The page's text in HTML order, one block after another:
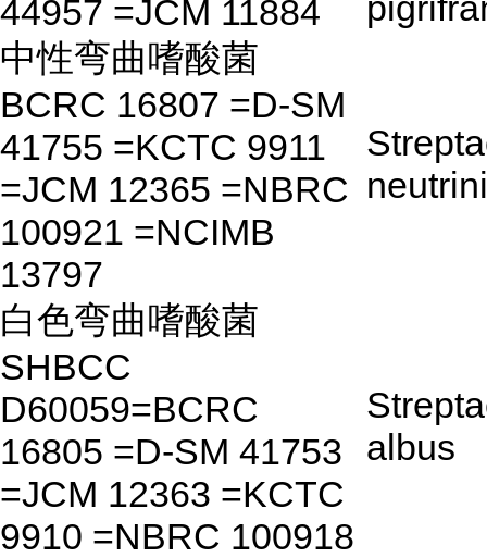
44957 =JCM 11884
中性弯曲嗜酸菌
BCRC 16807 =D-SM
41755 =KCTC 9911
=JCM 12365 =NBRC
100921 =NCIMB
13797
白色弯曲嗜酸菌
SHBCC
D60059=BCRC
16805 =D-SM 41753
=JCM 12363 =KCTC
9910 =NBRC 100918
albus